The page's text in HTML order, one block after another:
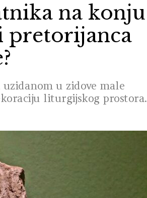
na konju
pretorijanca
u zidove male
liturgijskog prostora.